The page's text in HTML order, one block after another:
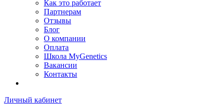
Как это работает
Партнерам
Отзывы
Блог
О компании
Оплата
Школа MyGenetics
Вакансии
Контакты
Личный кабинет